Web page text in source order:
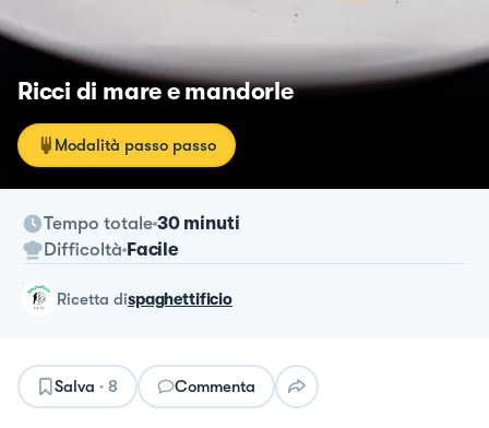
Ricci di mare e mandorle
Modalità passo passo
Tempo totale 30 minuti
Difficoltà Facile
ricetta dispaghettificio
Salva · 8 Commenta